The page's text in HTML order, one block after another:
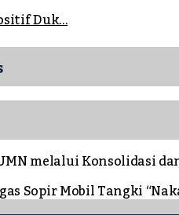
Duk...
melalui Konsolidasi
Sopir Mobil Tangki